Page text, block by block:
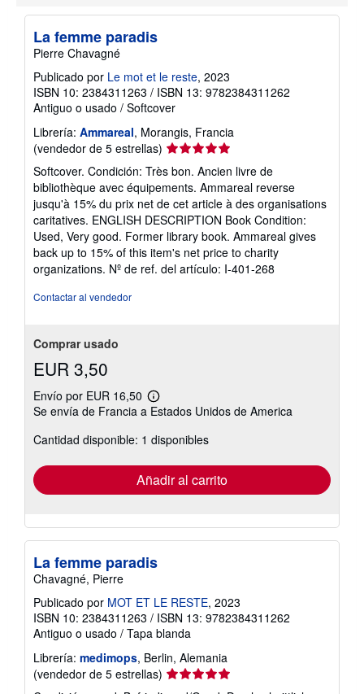
f
n
v
La femme paradis
Pierre Chavagné
Publicado por Le mot et le reste, 2023
ISBN 10: 2384311263 / ISBN 13: 9782384311262
Antiguo o usado / Softcover
Librería: Ammareal, Morangis, Francia
(vendedor de 5 estrellas) Calificación
del
vendedor:
5
de
5
estrellas
Softcover. Condición: Très bon. Ancien livre de
bibliothèque avec équipements. Ammareal reverse
jusqu'à 15% du prix net de cet article à des organisations
caritatives. ENGLISH DESCRIPTION Book Condition:
Used, Very good. Former library book. Ammareal gives
back up to 15% of this item's net price to charity
organizations. Nº de ref. del artículo: I-401-268
Contactar al vendedor
Comprar usado
EUR 3,50
Envío por EUR 16,50
Más
información
las
tarifas
envío
Se envía de Francia a Estados Unidos de America
Cantidad disponible: 1 disponibles
Añadir al carrito
La femme paradis
Chavagné, Pierre
Publicado por MOT ET LE RESTE, 2023
ISBN 10: 2384311263 / ISBN 13: 9782384311262
Antiguo o usado / Tapa blanda
Librería: medimops, Berlin, Alemania
(vendedor de 5 estrellas) Calificación